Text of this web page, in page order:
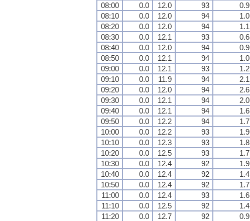
08:00
0.0 12.0 93 0.9
08:10
0.0 12.0 94 1.0
08:20
0.0 12.0 94 1.1
08:30
0.0 12.1 93 0.6
08:40
0.0 12.0 94 0.9
08:50
0.0 12.1 94 1.0
09:00
0.0 12.1 93 1.2
09:10
0.0 11.9 94 2.1
09:20
0.0 12.0 94 2.6
09:30
0.0 12.1 94 2.0
09:40
0.0 12.1 94 1.6
09:50
0.0 12.2 94 1.7
10:00
0.0 12.2 93 1.9
10:10
0.0 12.3 93 1.8
10:20
0.0 12.5 93 1.7
10:30
0.0 12.4 92 1.9
10:40
0.0 12.4 92 1.4
10:50
0.0 12.4 92 1.7
11:00
0.0 12.4 93 1.6
11:10
0.0 12.5 92 1.4
11:20
0.0 12.7 92 0.9